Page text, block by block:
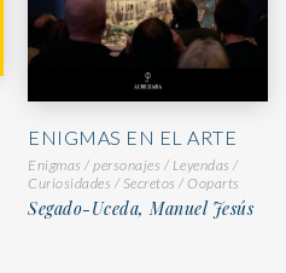
ENIGMAS EN EL ARTE
Enigmas / personajes / Leyendas /
Curiosidades / Secretos / Ooparts
Segado-Uceda, Manuel Jesús